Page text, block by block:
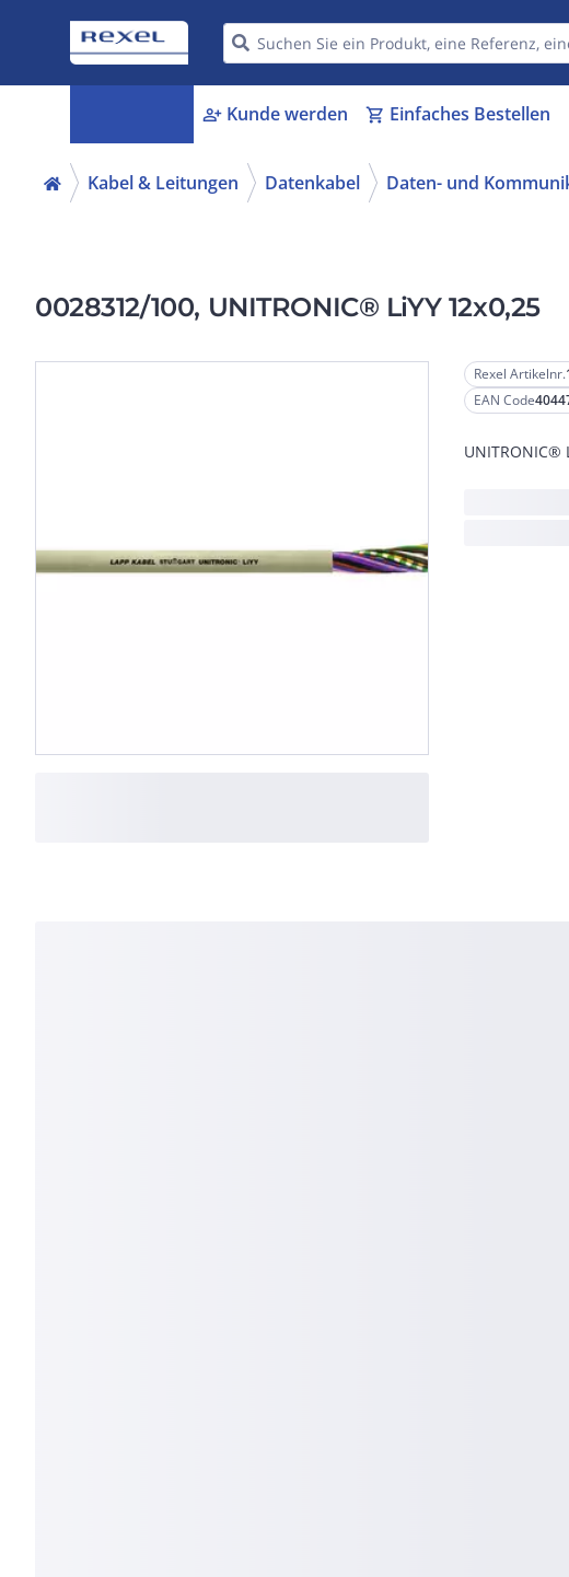
person_add Kunde werden shopping_cart Einfaches Bestellen
Kabel & Leitungen Datenkabel Daten- und
0028312/100, UNITRONIC® LiYY 12x0,25
Rexel Artikelnr.
EAN Code
UNITRONIC®